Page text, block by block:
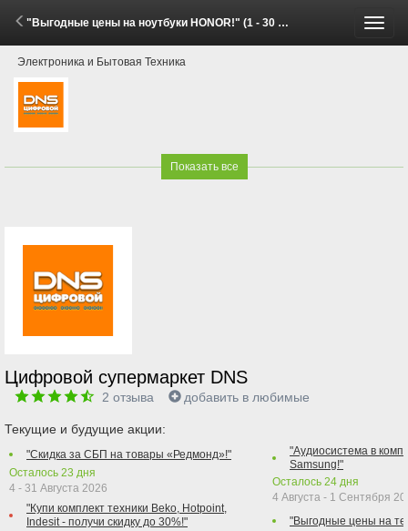
"Выгодные цены на ноутбуки HONOR!" (1 - 30 Июня 2026)
Электроника и Бытовая Техника
Показать все
Цифровой супермаркет DNS
2 отзыва добавить в любимые
Текущие и будущие акции:
"Скидка за СБП на товары «Редмонд»!"
Осталось 23 дня
4 - 31 Августа 2026
"Купи комплект техники Beko, Hotpoint,
Indesit - получи скидку до 30%!"
"Аудиосистема в
Samsung!"
Осталось 24 дня
4 Августа - 1 Сентября
"Выгодные цены на